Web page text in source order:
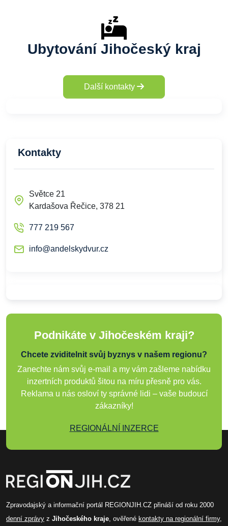
Ubytování Jihočeský kraj
Další kontakty
Kontakty
Světce 21
Kardašova Řečice, 378 21
777 219 567
info@andelskydvur.cz
Podnikáte v Jihočeském kraji?
Chcete zviditelnit svůj byznys v našem regionu?
Zanechte nám svůj e-mail a my vám zašleme nabídku
inzertních produktů šitou na míru přesně pro vás.
Reklama u nás osloví ty správné lidi – vaše budoucí
zákazníky!
REGIONÁLNÍ INZERCE
Zpravodajský a informační portál REGIONJIH.CZ přináší od roku 2000
denní zprávy z Jihočeského kraje, ověřené kontakty na regionální firmy,